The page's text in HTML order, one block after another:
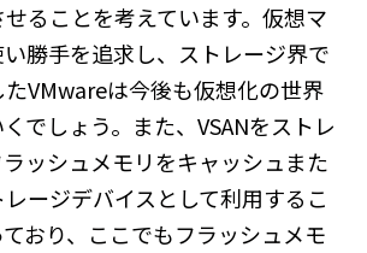
ることを考えています。仮想マ
勝手を追求し、ストレージ界で
VMwareは今後も仮想化の世界
でしょう。また、VSANをストレ
ッシュメモリをキャッシュまた
ージデバイスとして利用するこ
おり、ここでもフラッシュメモ